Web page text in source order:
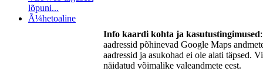
lõpuni...
Ã¼hetoaline
Info kaardi kohta ja kasutustingimused
aadressid põhinevad Google Maps
aadressid ja asukohad ei ole alati täpsed.
näidatud võimalike valeandmete eest.